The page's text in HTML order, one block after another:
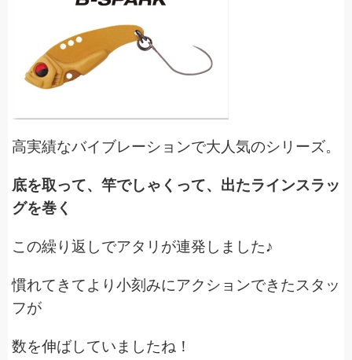
高実績なバイブレーションで大人気のシリーズ。
底を取って、竿でしゃくって、出たラインスラッ
グを巻く
この繰り返しでアタリが連発しました♪
慣れてきてより小刻みにアクションできたスタッ
フが
数を伸ばしていましたね！